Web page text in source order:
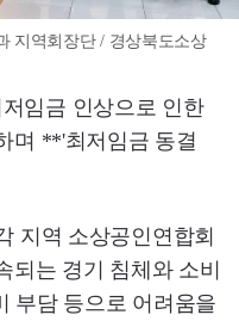
지역회장단 / 경상북도소상
임금 인상으로 인한
며 **'최저임금 동결
지역 소상공인연합회
되는 경기 침체와 소비
부담 등으로 어려움을